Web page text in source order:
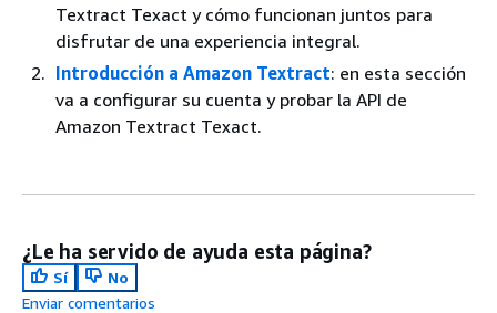
Textract Texact y cómo funcionan juntos para
disfrutar de una experiencia integral.
Introducción a Amazon Textract: en esta sección
va a configurar su cuenta y probar la API de
Amazon Textract Texact.
¿Le ha servido de ayuda esta página?
Sí
No
Enviar comentarios